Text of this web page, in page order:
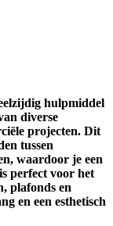
hulpmiddel
diverse
projecten. Dit
tussen
waardoor je een
perfect voor het
plafonds en
en een esthetisch